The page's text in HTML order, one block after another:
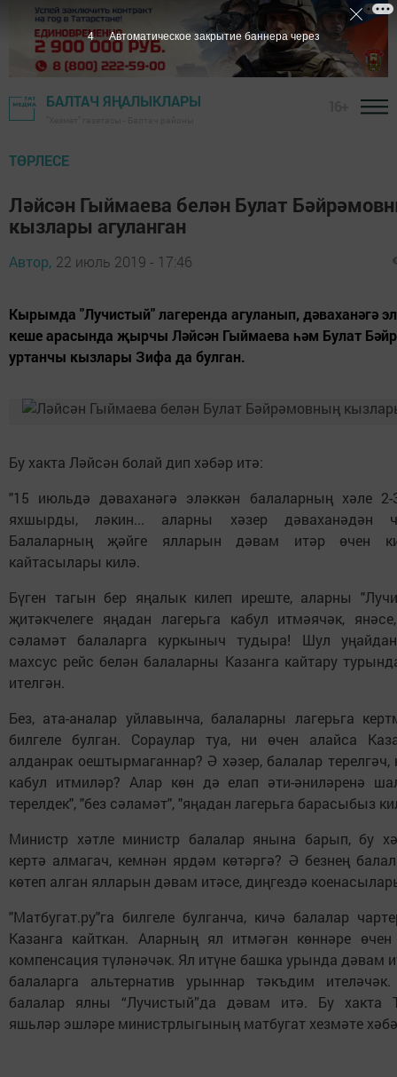
БАЛТАЧ ЯҢАЛЫКЛАРЫ
ТӨРЛЕСЕ
Ләйсән Гыймаева белән Булат
кызлары агуланган
Автор, 22 июль 2019 - 17:46
Кырымда "Лучистый" лагеренда агуланып, дәваханәгә
кеше арасында җырчы Ләйсән Гыймаева һәм Булат
уртанчы кызлары Зифа да булган.
Бу хакта Ләйсән болай дип хәбәр итә:
"15 июльдә дәваханәгә эләккән балаларның хәле
яхшырды, ләкин... аларны хәзер дәваханәдән
Балаларның җәйге ялларын дәвам итәр өчен
кайтасылары килә.
Бүген тагын бер яңалык килеп иреште, аларны
җитәкчелеге яңадан лагерьга кабул итмәячәк,
сәламәт балаларга куркыныч тудыра! Шул
махсус рейс белән балаларны Казанга кайтару
ителгән.
Без, ата-аналар уйлавынча, балаларны лагерьга
билгеле булган. Сораулар туа, ни өчен алайса
алданрак оештырмаганнар? Ә хәзер, балалар терелгәч,
кабул итмиләр? Алар көн дә елап әти-әниләренә
терелдек", "без сәламәт", "яңадан лагерьга барасыбыз
Министр хәтле министр балалар янына барып, бу
кертә алмагач, кемнән ярдәм көтәргә? Ә безнең
көтеп алган ялларын дәвам итәсе, диңгездә
"Матбугат.ру"га билгеле булганча, кичә балалар
Казанга кайткан. Аларның ял итмәгән көннәре өчен
компенсация түләнәчәк. Ял итүне башка урында дәвам
балаларга альтернатив урыннар тәкъдим ителәчәк.
балалар ялны “Лучистый”да дәвам итә. Бу хакта
яшьләр эшләре министрлыгының матбугат хезмәте
3 Автоматическое закрытие баннера через